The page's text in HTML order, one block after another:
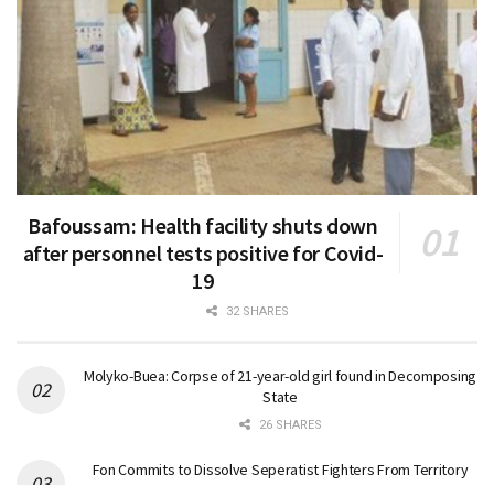
Bafoussam: Health facility shuts down
after personnel tests positive for Covid-
19
32 SHARES
Molyko-Buea: Corpse of 21-year-old girl found in Decomposing
State
26 SHARES
Fon Commits to Dissolve Seperatist Fighters From Territory